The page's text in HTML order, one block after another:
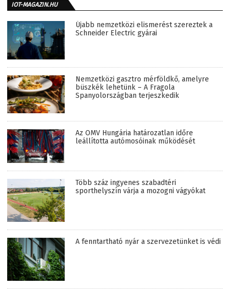
IOT-MAGAZIN.HU
Újabb nemzetközi elismerést szereztek a
Schneider Electric gyárai
Nemzetközi gasztro mérföldkő, amelyre
büszkék lehetünk – A Fragola
Spanyolországban terjeszkedik
Az OMV Hungária határozatlan időre
leállította autómosóinak működését
Több száz ingyenes szabadtéri
sporthelyszín várja a mozogni vágyókat
A fenntartható nyár a szervezetünket is védi